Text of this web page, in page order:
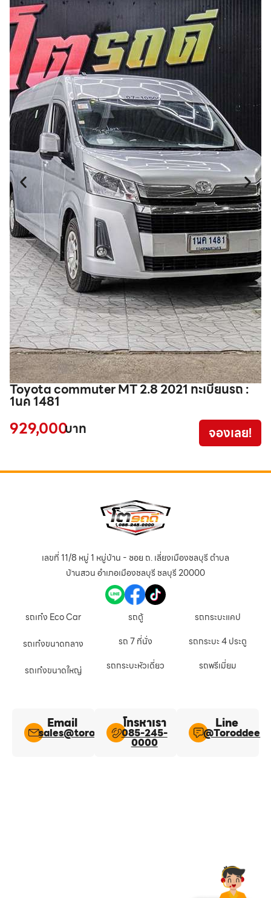
Toyota commuter MT 2.8 2021 ทะเบียนรถ :
1นค 1481
929,000บาท จองเลย!
เลขที่ 11/8 หมู่ 1 หมู่บ้าน - ซอย ถ. เลี่ยงเมืองชลบุรี ตำบล
บ้านสวน อำเภอเมืองชลบุรี ชลบุรี 20000
รถเก๋ง Eco Car
รถเก๋งขนาดกลาง
รถเก๋งขนาดใหญ่
รถตู้
รถ 7 ที่นั่ง
รถกระบะหัวเดี่ยว
รถกระบะแคป
รถกระบะ 4 ประตู
รถพรีเมี่ยม
Email
sales@toroddee.com
โทรหาเรา
085-245-
0000
Line​
@Toroddee​